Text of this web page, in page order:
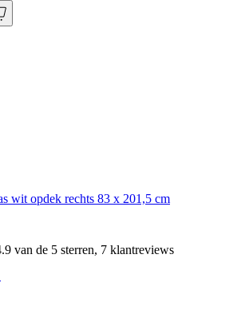
wit opdek rechts 83 x 201,5 cm
van de 5 sterren, 7 klantreviews